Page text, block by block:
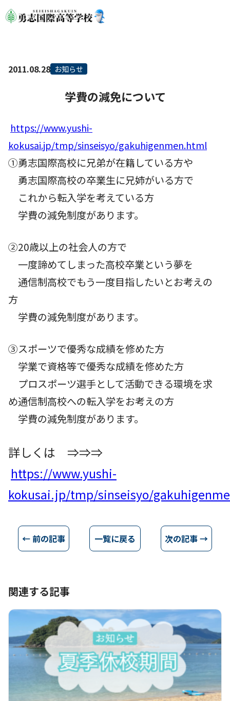
2011.08.28 お知らせ
学費の減免について
https://www.yushi-
kokusai.jp/tmp/sinseisyo/gakuhigenmen.html
①勇志国際高校に兄弟が在籍している方や
勇志国際高校の卒業生に兄姉がいる方で
これから転入学を考えている方
学費の減免制度があります。
②20歳以上の社会人の方で
一度諦めてしまった高校卒業という夢を
通信制高校でもう一度目指したいとお考えの
方
学費の減免制度があります。
③スポーツで優秀な成績を修めた方
学業で資格等で優秀な成績を修めた方
プロスポーツ選手として活動できる環境を求
め通信制高校への転入学をお考えの方
学費の減免制度があります。
詳しくは ⇒⇒⇒
https://www.yushi-
kokusai.jp/tmp/sinseisyo/
← 前の記事 一覧に戻る 次の記事 →
関連する記事